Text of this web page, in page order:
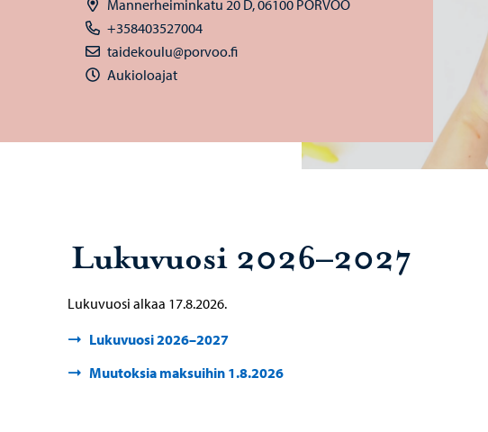
Mannerheiminkatu 20 D, 06100 PORVOO
+358403527004
taidekoulu@porvoo.fi
Aukioloajat
Lukuvuosi 2026–2027
Lukuvuosi alkaa 17.8.2026.
Lukuvuosi 2026–2027
Muutoksia maksuihin 1.8.2026